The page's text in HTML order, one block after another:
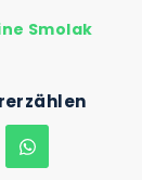
Smolak